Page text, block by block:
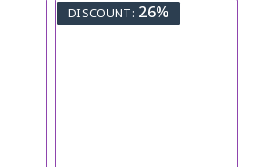
DISCOUNT: 26%